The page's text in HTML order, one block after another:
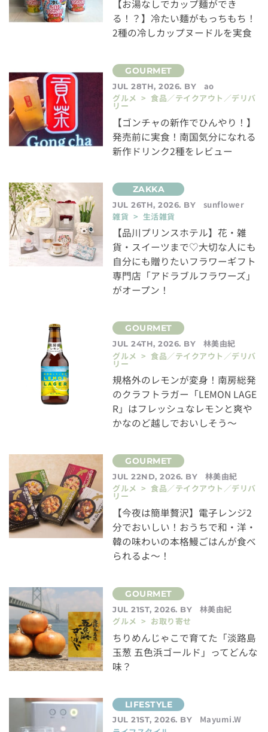
【お湯なしでカップ麺ができ
る！？】冷たい麺がもっちもち！
2種の冷しカップヌードルを実食
JUL 28TH, 2026. BY
ao
グルメ > 食品／テイクアウト／デリバ
リー
【ゴンチャの新作でひんやり！】
発売前に実食！南国気分になれる
新作ドリンク2種をレビュー
JUL 26TH, 2026. BY
sunflower
雑貨 > 生活雑貨
【品川プリンスホテル】花・雑
貨・スイーツまで♡大切な人にも
自分にも贈りたいフラワーギフト
専門店「アドラブルフラワーズ」
がオープン！
JUL 24TH, 2026. BY
林美由紀
グルメ > 食品／テイクアウト／デリバ
リー
規格外のレモンが変身！南房総発
のクラフトラガー「LEMON LAGE
R」はフレッシュなレモンと爽や
かなのど越しでおいしそう～
JUL 22ND, 2026. BY
林美由紀
グルメ > 食品／テイクアウト／デリバ
リー
【今夜は簡単贅沢】電子レンジ2
分でおいしい！おうちで和・洋・
韓の味わいの本格鰻ごはんが食べ
られるよ～！
JUL 21ST, 2026. BY
林美由紀
グルメ > お取り寄せ
ちりめんじゃこで育てた「淡路島
玉葱 五色浜ゴールド」ってどんな
味？
JUL 21ST, 2026. BY
Mayumi.W